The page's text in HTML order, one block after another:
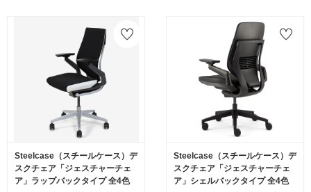
Steelcase（スチールケース）デ
スクチェア「ジェスチャーチェ
ア」ラップバックタイプ 全4色
Steelcase（スチールケース）デ
スクチェア「ジェスチャーチェ
ア」シェルバックタイプ 全4色